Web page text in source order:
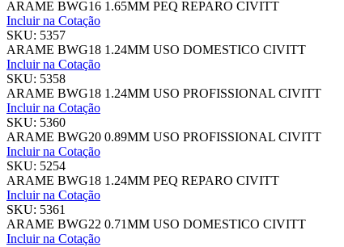
ARAME BWG16 1.65MM PEQ REPARO CIVITT
Incluir na Cotação
SKU: 5357
ARAME BWG18 1.24MM USO DOMESTICO CIVITT
Incluir na Cotação
SKU: 5358
ARAME BWG18 1.24MM USO PROFISSIONAL CIVITT
Incluir na Cotação
SKU: 5360
ARAME BWG20 0.89MM USO PROFISSIONAL CIVITT
Incluir na Cotação
SKU: 5254
ARAME BWG18 1.24MM PEQ REPARO CIVITT
Incluir na Cotação
SKU: 5361
ARAME BWG22 0.71MM USO DOMESTICO CIVITT
Incluir na Cotação